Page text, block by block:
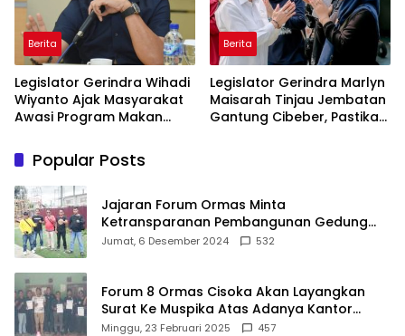
Berita
Legislator Gerindra Wihadi
Wiyanto Ajak Masyarakat
Awasi Program Makan
Sasaran
Berita
Legislator Gerindra Marlyn
Maisarah Tinjau Jembatan
Gantung Cibeber, Pastikan
Popular Posts
Jajaran Forum Ormas Minta
Ketransparanan Pembangunan Gedung
Damkar Di Kecamatan Cisoka
Jumat, 6 Desember 2024 532
Forum 8 Ormas Cisoka Akan Layangkan
Surat Ke Muspika Atas Adanya Kantor
Matel di Cisoka
Minggu, 23 Februari 2025 457